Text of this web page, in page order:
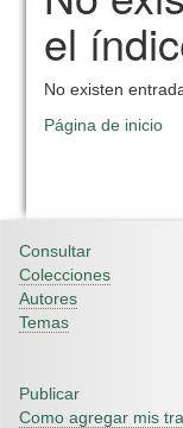
el
No existen
Página de inicio
Consultar
Colecciones
Autores
Temas
Publicar
Como agregar mis